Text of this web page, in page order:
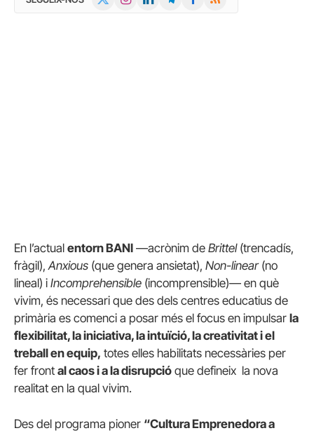
En l’actual entorn BANI —acrònim de Brittel(trencadís,
fràgil), Anxious (que genera ansietat), Non-linear(no
lineal) i Incomprehensible (incomprensible)— en què
vivim, és necessari que des dels centres educatius de
primària es comenci a posar més el focus en impulsar la
flexibilitat, la iniciativa, la intuïció, la creativitat i el
treball en equip, totes elles habilitats necessàries per
fer front al caos i a la disrupció que defineix la nova
realitat en la qual vivim.
Des del programa pioner “Cultura Emprenedora a